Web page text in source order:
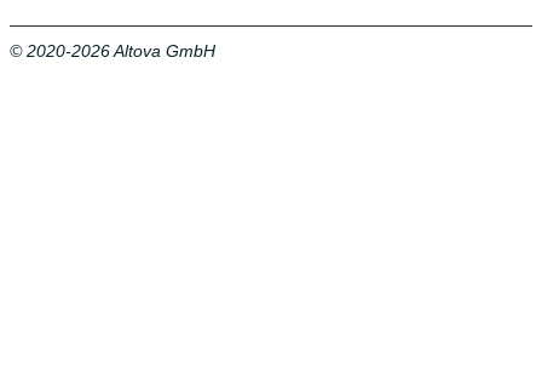
© 2020-2026 Altova GmbH